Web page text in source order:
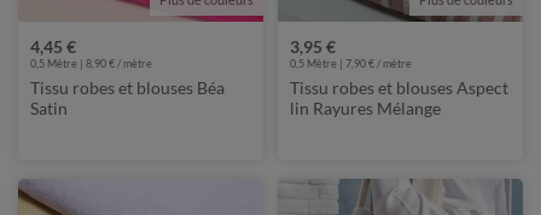
4,45 €
0,5 Mètre | 8,90 € / mètre
Tissu robes et blouses Béa
Satin
3,95 €
0,5 Mètre | 7,90 € / mètre
Tissu robes et blouses Aspect
lin Rayures Mélange